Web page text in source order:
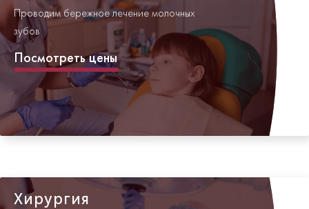
Проводим бережное лечение молочных
зубов
Посмотреть цены
Хирургия